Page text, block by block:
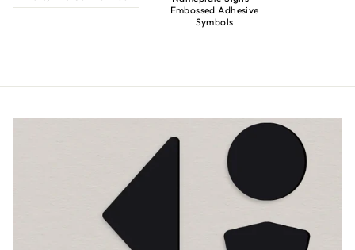
Embossed Adhesive
Symbols